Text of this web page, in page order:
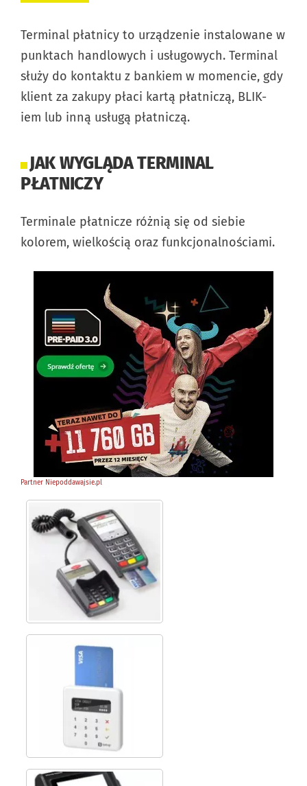
Terminal płatnicy to urządzenie instalowane w
punktach handlowych i usługowych. Terminal
służy do kontaktu z bankiem w momencie, gdy
klient za zakupy płaci kartą płatniczą, BLIK-
iem lub inną usługą płatniczą.
JAK WYGLĄDA TERMINAL
PŁATNICZY
Terminale płatnicze różnią się od siebie
kolorem, wielkością oraz funkcjonalnościami.